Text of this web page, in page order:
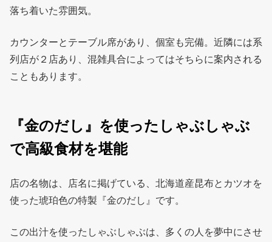
落ち着いた雰囲気。
カウンターとテーブル席があり、個室も完備。近隣には系
列店が２店あり、混雑具合によってはそちらに案内される
こともあります。
『金のだし』を使ったしゃぶしゃぶ
で高級食材を堪能
店の名物は、店名に掲げている、北海道産昆布とカツオを
使った琥珀色の特製『金のだし』です。
この出汁を使ったしゃぶしゃぶは、多くの人を夢中にさせ